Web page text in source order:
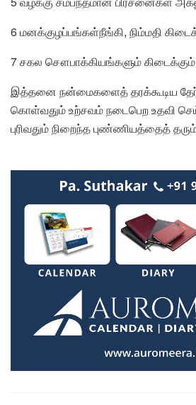
6 மனக்குழப்பங்கள்நீங்கி, நிம்மதி
7 சகல சௌபாக்கியங்களும் கிடைக்கும்
இத்தனை நன்மைகளைத் தரக்கூடிய
கொள்வதும் உற்சவம் நடைபெற உதவி
புரிவதும் நிறைந்த புண்ணியத்தைத்